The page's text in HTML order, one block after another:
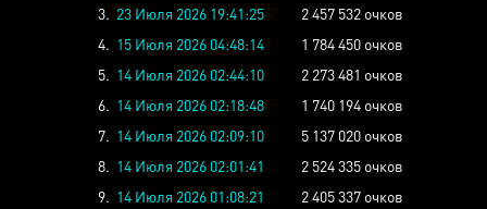
3. 23 Июля 2026 19:41:25
2 457 532 очков
4. 15 Июля 2026 04:48:14
1 784 450 очков
5. 14 Июля 2026 02:44:10
2 273 481 очков
6. 14 Июля 2026 02:18:48
1 740 194 очков
7. 14 Июля 2026 02:09:10
5 137 020 очков
8. 14 Июля 2026 02:01:41
2 524 335 очков
9. 14 Июля 2026 01:08:21
2 405 337 очков